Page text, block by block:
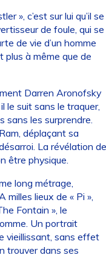
», c’est sur lui qu’il se
de foule, qui se
de vie d’un homme
plus à même que de
Darren Aronofsky
le suit sans le traquer,
sans les surprendre.
déplaçant sa
La révélation de
être physique.
long métrage,
milles lieux de « Pi »,
Fontain », le
Un portrait
vieillissant, sans effet
trouver dans ses